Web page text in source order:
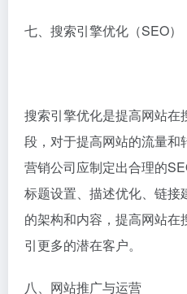
七、搜索引擎优化（SEO）
搜索引擎优化是提高网站在
段，对于提高网站的流量和
营销公司应制定出合理的
标题设置、描述优化、链
的架构和内容，提高网站在
引更多的潜在客户。
八、网站推广与运营